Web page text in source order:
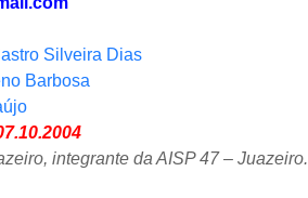
Silveira Dias
Barbosa
integrante da AISP 47 – Juazeiro.